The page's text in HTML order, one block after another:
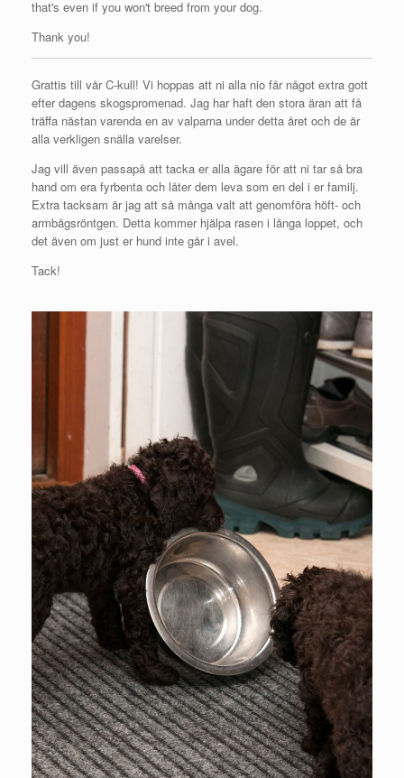
that's even if you won't breed from your dog.
Thank you!
Grattis till vår C-kull! Vi hoppas att ni alla nio får något extra gott
efter dagens skogspromenad. Jag har haft den stora äran att få
träffa nästan varenda en av valparna under detta året och de är
alla verkligen snälla varelser.
Jag vill även passapå att tacka er alla ägare för att ni tar så bra
hand om era fyrbenta och låter dem leva som en del i er familj.
Extra tacksam är jag att så många valt att genomföra höft- och
armbågsröntgen. Detta kommer hjälpa rasen i långa loppet, och
det även om just er hund inte går i avel.
Tack!